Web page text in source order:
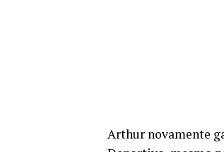
Arthur novamente